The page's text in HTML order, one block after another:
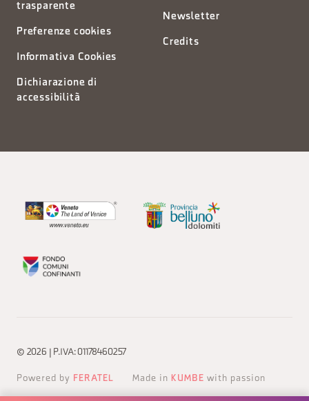
trasparente
Preferenze cookies
Informativa Cookies
Dichiarazione di
accessibilità
Newsletter
Credits
© 2026 | P.IVA: 01178460257
Powered by FERATEL Made in KUMBE with passion